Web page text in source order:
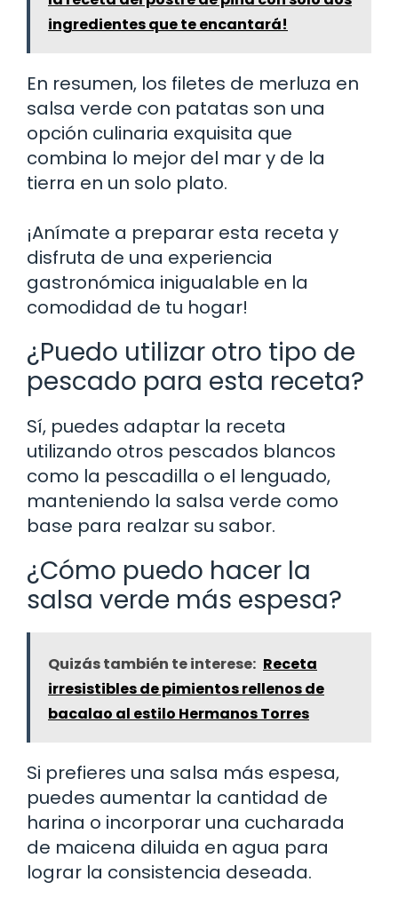
ingredientes que te encantará!
En resumen, los filetes de merluza en
salsa verde con patatas son una
opción culinaria exquisita que
combina lo mejor del mar y de la
tierra en un solo plato.
¡Anímate a preparar esta receta y
disfruta de una experiencia
gastronómica inigualable en la
comodidad de tu hogar!
¿Puedo utilizar otro tipo de
pescado para esta receta?
Sí, puedes adaptar la receta
utilizando otros pescados blancos
como la pescadilla o el lenguado,
manteniendo la salsa verde como
base para realzar su sabor.
¿Cómo puedo hacer la
salsa verde más espesa?
Quizás también te interese: Receta
irresistibles de pimientos rellenos de
bacalao al estilo Hermanos Torres
Si prefieres una salsa más espesa,
puedes aumentar la cantidad de
harina o incorporar una cucharada
de maicena diluida en agua para
lograr la consistencia deseada.